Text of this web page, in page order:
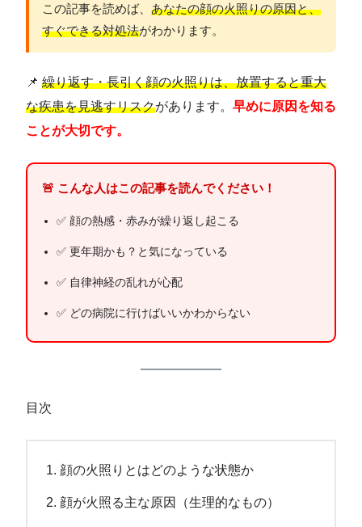
この記事を読めば、 あなたの顔の火照りの原因と、
すぐできる対処法がわかります。
📌 繰り返す・長引く顔の火照りは、放置すると重大
な疾患を見逃すリスクがあります。 早めに原因を知る
ことが大切です。
🚨 こんな人はこの記事を読んでください！
✅ 顔の熱感・赤みが繰り返し起こる
✅ 更年期かも？と気になっている
✅ 自律神経の乱れが心配
✅ どの病院に行けばいいかわからない
目次
顔の火照りとはどのような状態か
顔が火照る主な原因（生理的なもの）